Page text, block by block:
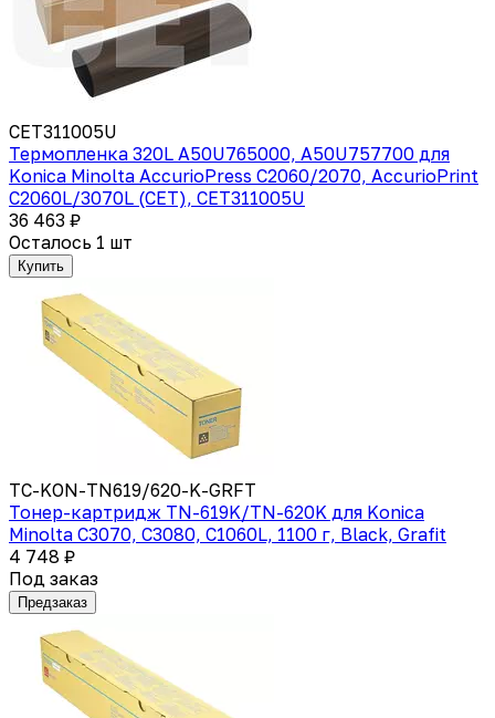
CET311005U
Термопленка 320L A50U765000, A50U757700 для
Konica Minolta AccurioPress C2060/2070, AccurioPrint
C2060L/3070L (CET), CET311005U
36 463 ₽
Осталось 1 шт
Купить
TC-KON-TN619/620-K-GRFT
Тонер-картридж TN-619K/TN-620K для Konica
Minolta C3070, C3080, C1060L, 1100 г, Black, Grafit
4 748 ₽
Под заказ
Предзаказ